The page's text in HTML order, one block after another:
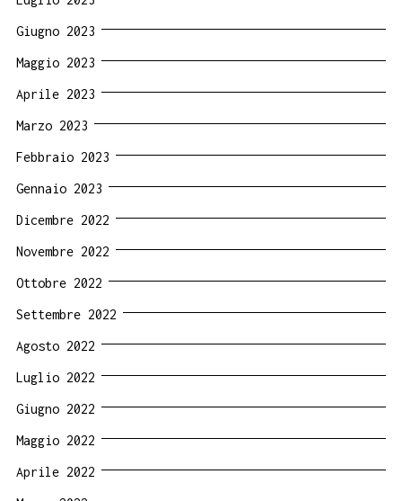
Giugno 2023
Maggio 2023
Aprile 2023
Marzo 2023
Febbraio 2023
Gennaio 2023
Dicembre 2022
Novembre 2022
Ottobre 2022
Settembre 2022
Agosto 2022
Luglio 2022
Giugno 2022
Maggio 2022
Aprile 2022